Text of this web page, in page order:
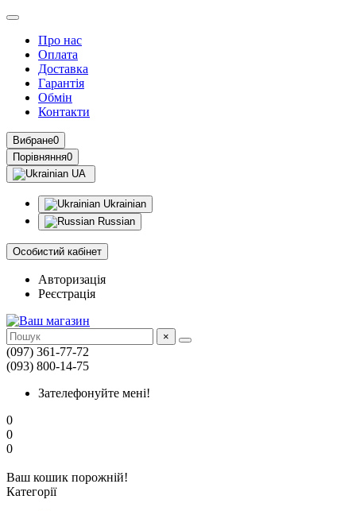
Про нас
Оплата
Доставка
Гарантія
Обмін
Контакти
Вибране0
Порівняння0
UA
Ukrainian
Russian
Особистий кабінет
Авторизація
Реєстрація
×
(097) 361-77-72
(093) 800-14-75
Зателефонуйте мені!
0
0
0
Ваш кошик порожній!
Категорії